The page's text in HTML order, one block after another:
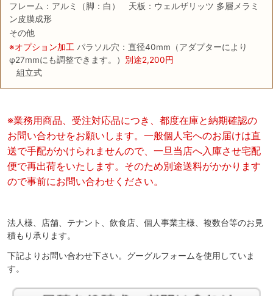
フレーム：アルミ（脚：白） 天板：ウェルザリッツ 多層メラミ
ン皮膜成形
その他
※オプション加工 パラソル穴：直径40mm（アダプターにより
φ27mmにも調整できます。） 別途2,200円
組立式
※業務用商品、受注対応品につき、都度在庫と納期確認の
お問い合わせをお願いします。一般個人宅へのお届けは直
送で手配がかけられませんので、一旦当店へ入庫させ宅配
便で再出荷をいたします。そのため別途送料がかかります
ので事前にお問い合わせください。
法人様、店舗、テナント、飲食店、個人事業主様、複数台等のお見
積もり承ります。
下記よりお問い合わせ下さい。グーグルフォームを使用していま
す。